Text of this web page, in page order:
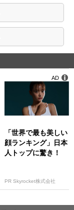
「世界で最も美しい
顔ランキング」日本
人トップに驚き！
PR Skyrocket株式会社
AD